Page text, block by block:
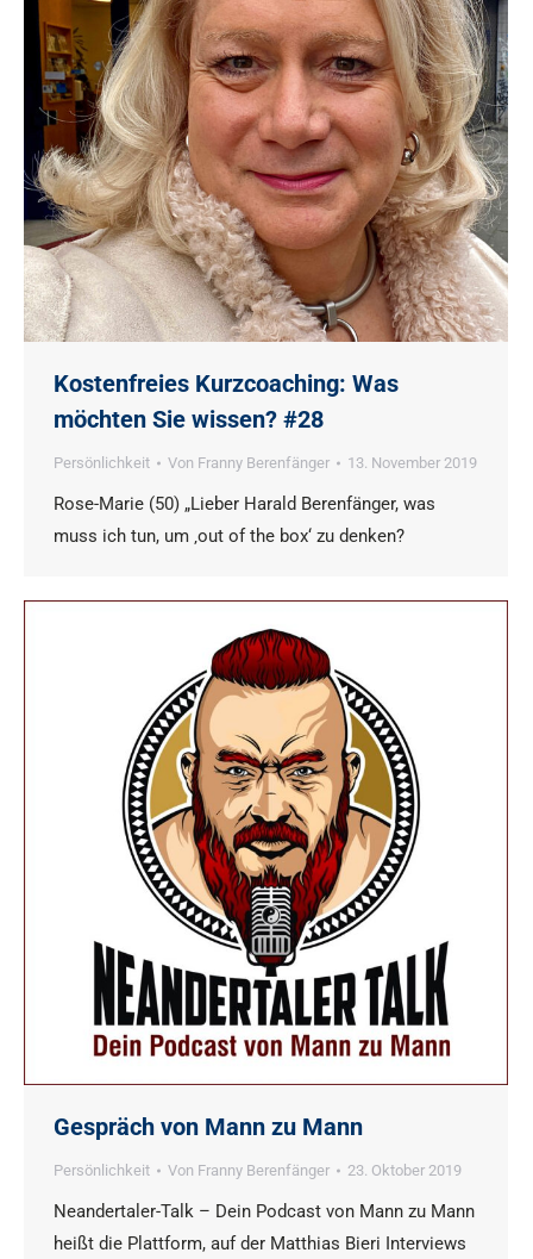
Kostenfreies Kurzcoaching: Was
möchten Sie wissen? #28
Persönlichkeit Von Franny Berenfänger 13. November 2019
Rose-Marie (50) „Lieber Harald Berenfänger, was
muss ich tun, um ‚out of the box‘ zu denken?
Gespräch von Mann zu Mann
Persönlichkeit Von Franny Berenfänger 23. Oktober 2019
Neandertaler-Talk – Dein Podcast von Mann zu Mann
heißt die Plattform, auf der Matthias Bieri Interviews